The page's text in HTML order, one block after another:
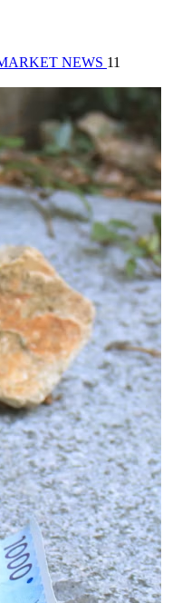
NEWS 11